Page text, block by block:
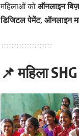
महिलाओं को ऑनलाइन
डिजिटल पेमेंट, ऑनलाइन
📌 महिला